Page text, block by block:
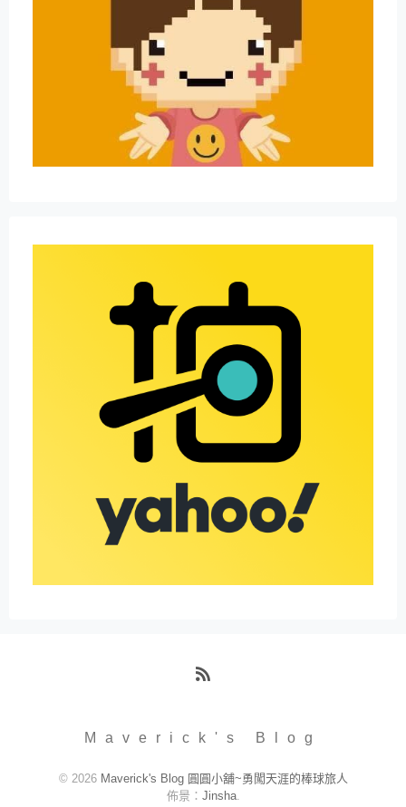
Maverick's Blog
© 2026 Maverick's Blog 圓圓小舖~勇闖天涯的棒球旅人
佈景： Jinsha.